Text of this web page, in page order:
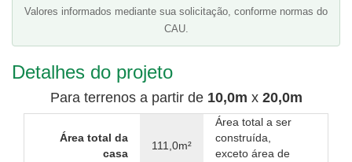
Valores informados mediante sua solicitação, conforme normas do
CAU.
Detalhes do projeto
Para terrenos a partir de 10,0m x 20,0m
Área total da
casa
111,0m²
Área total a ser
construída,
exceto área de